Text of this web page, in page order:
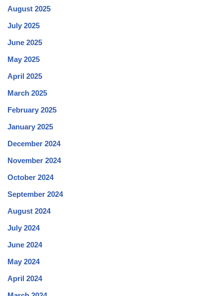
August 2025
July 2025
June 2025
May 2025
April 2025
March 2025
February 2025
January 2025
December 2024
November 2024
October 2024
September 2024
August 2024
July 2024
June 2024
May 2024
April 2024